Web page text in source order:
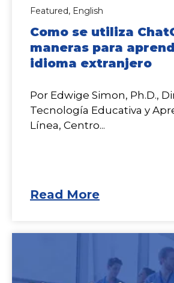
Featured, English
Como se utiliza
maneras para
idioma extranjero
Por Edwige Simon, Ph.D.,
Tecnología Educativa y
Línea, Centro...
Read More